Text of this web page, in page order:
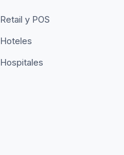
Retail y POS
Hoteles
Hospitales